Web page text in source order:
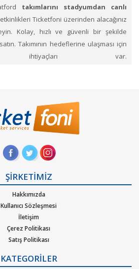
takımlarını stadyumdan canlı
Ticketfoni üzerinden alacağınız
Kolay, hızlı ve güvenli bir şekilde
Takımının hedeflerine ulaşması için
ihtiyaçları var.
Ligi’nde bilet sat bölümünü
etkinliklere ait siteye optimize edilmiş
sayesinde bilet seçiminizi yapınız.)
ödeme adımına geçiniz. Artık biletiniz
ŞİRKETİMİZ
Hakkımızda
Kullanıcı Sözleşmesi
İletişim
Çerez Politikası
Satış Politikası
Kurumsal Ağırlama
KATEGORİLER